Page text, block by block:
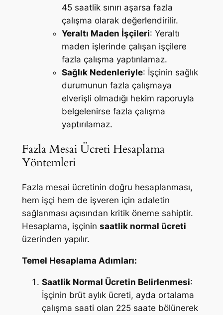
45 saatlik sınırı aşarsa fazla
çalışma olarak değerlendirilir.
Yeraltı Maden İşçileri: Yeraltı
maden işlerinde çalışan işçilere
fazla çalışma yaptırılamaz.
Sağlık Nedenleriyle: İşçinin sağlık
durumunun fazla çalışmaya
elverişli olmadığı hekim raporuyla
belgelenirse fazla çalışma
yaptırılamaz.
Fazla Mesai Ücreti Hesaplama
Yöntemleri
Fazla mesai ücretinin doğru hesaplanması,
hem işçi hem de işveren için adaletin
sağlanması açısından kritik öneme sahiptir.
Hesaplama, işçinin saatlik normal ücreti
üzerinden yapılır.
Temel Hesaplama Adımları:
Saatlik Normal Ücretin Belirlenmesi:
İşçinin brüt aylık ücreti, ayda ortalama
çalışma saati olan 225 saate bölünerek